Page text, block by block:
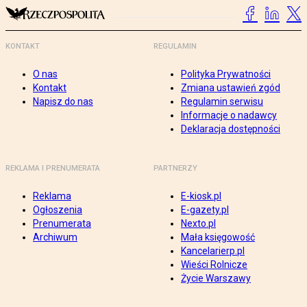
KONTAKT
O nas
Kontakt
Napisz do nas
REGULAMIN
Polityka Prywatności
Zmiana ustawień zgód
Regulamin serwisu
Informacje o nadawcy
Deklaracja dostępności
REKLAMA I PRENUMERATA
Reklama
Ogłoszenia
Prenumerata
Archiwum
PARTNERZY
E-kiosk.pl
E-gazety.pl
Nexto.pl
Mała księgowość
Kancelarierp.pl
Wieści Rolnicze
Życie Warszawy